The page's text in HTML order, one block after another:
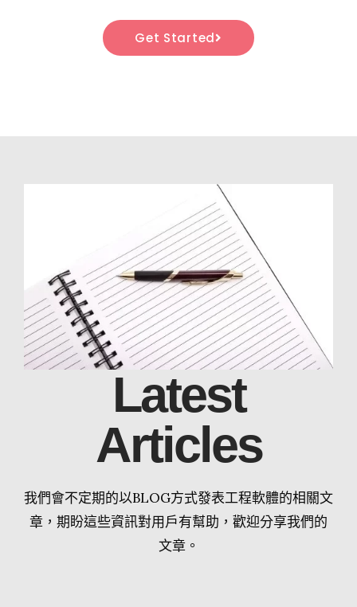
Get Started
Latest
Articles
我們會不定期的以BLOG方式發表工程軟體的相關文
章，期盼這些資訊對用戶有幫助，歡迎分享我們的
文章。